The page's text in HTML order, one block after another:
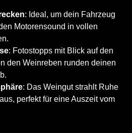
: Ideal, um dein Fahrzeug
Motorensound in vollen
: Fotostopps mit Blick auf den
den Weinreben runden deinen
: Das Weingut strahlt Ruhe
perfekt für eine Auszeit vom